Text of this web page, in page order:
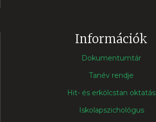
Információk
Dokumentumtár
Tanév rendje
Hit- és erkölcstan oktatás
Iskolapszichológus